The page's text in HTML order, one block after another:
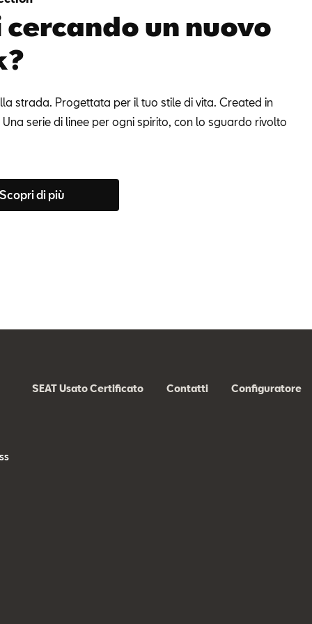
un nuovo
strada. Progettata per il tuo stile di vita. Created in
serie di linee per ogni spirito, con lo sguardo rivolto
Scopri di più
SEAT Usato Certificato Contatti Configuratore